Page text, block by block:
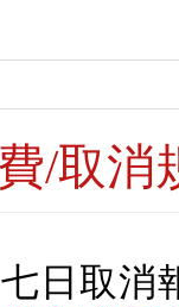
/取消
七日取消